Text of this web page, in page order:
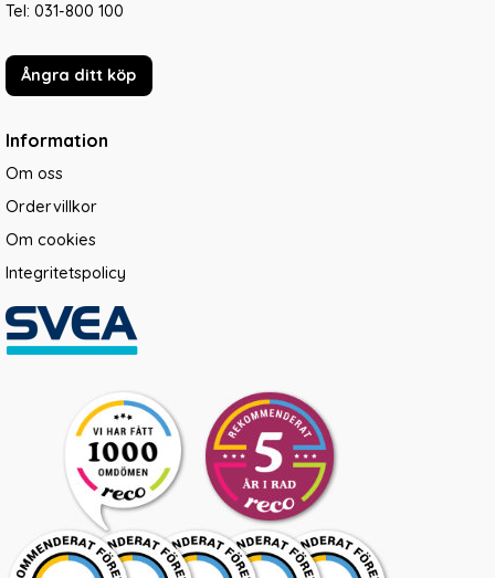
Tel: 031-800 100
Ångra ditt köp
Information
Om oss
Ordervillkor
Om cookies
Integritetspolicy